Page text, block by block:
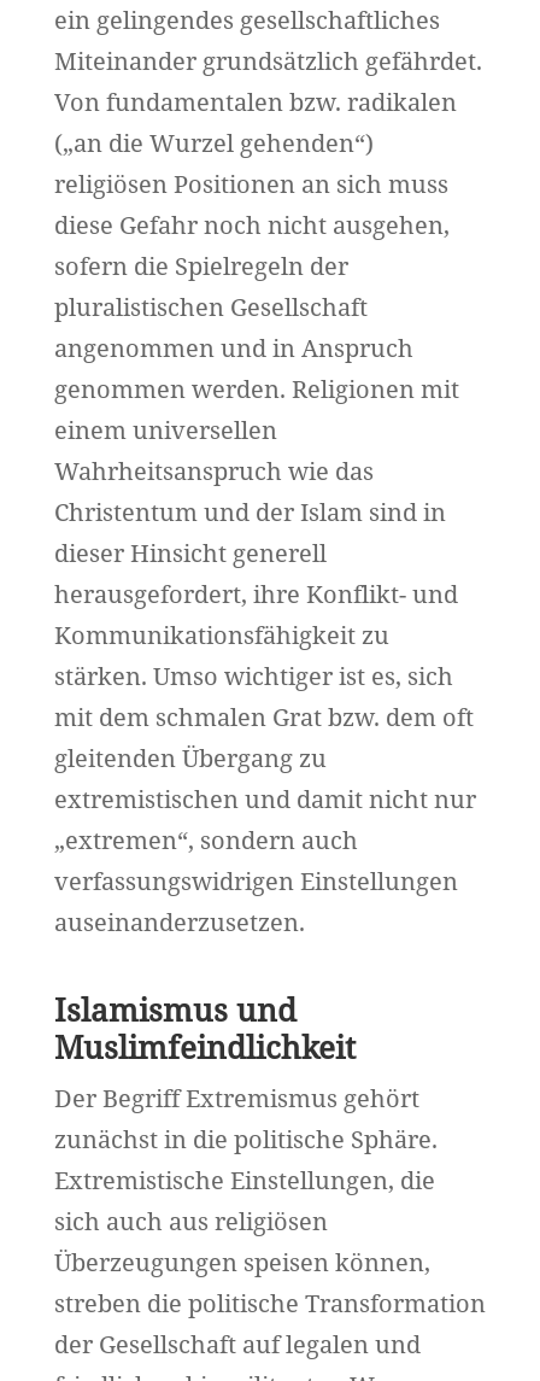
ein gelingendes gesellschaftliches
Miteinander grundsätzlich gefährdet.
Von fundamentalen bzw. radikalen
(„an die Wurzel gehenden“)
religiösen Positionen an sich muss
diese Gefahr noch nicht ausgehen,
sofern die Spielregeln der
pluralistischen Gesellschaft
angenommen und in Anspruch
genommen werden. Religionen mit
einem universellen
Wahrheitsanspruch wie das
Christentum und der Islam sind in
dieser Hinsicht generell
herausgefordert, ihre Konflikt- und
Kommunikationsfähigkeit zu
stärken. Umso wichtiger ist es, sich
mit dem schmalen Grat bzw. dem oft
gleitenden Übergang zu
extremistischen und damit nicht nur
„extremen“, sondern auch
verfassungswidrigen Einstellungen
auseinanderzusetzen.
Islamismus und
Muslimfeindlichkeit
Der Begriff Extremismus gehört
zunächst in die politische Sphäre.
Extremistische Einstellungen, die
sich auch aus religiösen
Überzeugungen speisen können,
streben die politische Transformation
der Gesellschaft auf legalen und